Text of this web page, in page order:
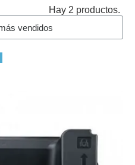
Hay 2 productos.